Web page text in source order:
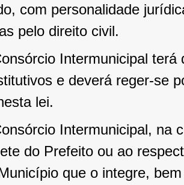
com personalidade
pelo direito civil.
Intermunicipal
e deverá reger-se
lei.
Intermunicipal, na
do Prefeito ou ao
que o integre,